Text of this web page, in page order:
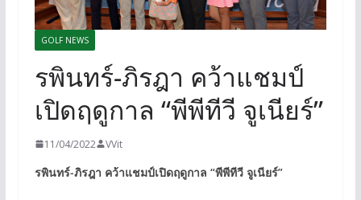
GOLF NEWS
รพินทร์-ภิรฎา คว้าแชมป์
เปิดฤดูกาล “พีพีทีวี จูเนียร์”
11/04/2022 VVit
รพินทร์-ภิรฎา คว้าแชมป์เปิดฤดูกาล “พีพีทีวี จูเนียร์”